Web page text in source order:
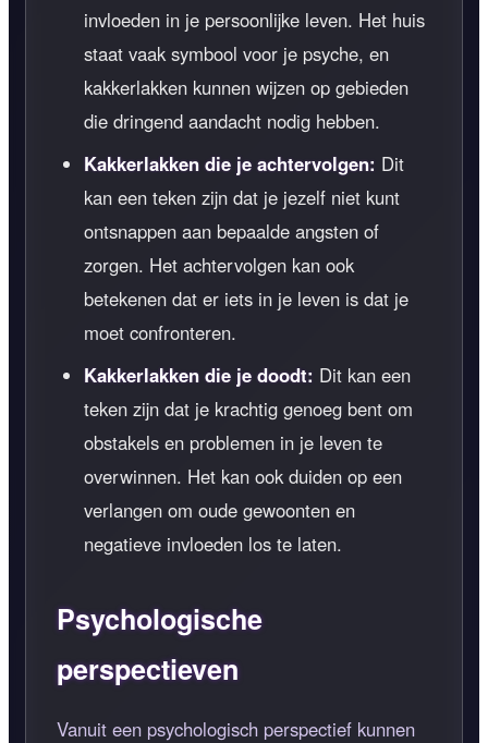
invloeden in je persoonlijke leven. Het huis
staat vaak symbool voor je psyche, en
kakkerlakken kunnen wijzen op gebieden
die dringend aandacht nodig hebben.
Kakkerlakken die je achtervolgen: Dit
kan een teken zijn dat je jezelf niet kunt
ontsnappen aan bepaalde angsten of
zorgen. Het achtervolgen kan ook
betekenen dat er iets in je leven is dat je
moet confronteren.
Kakkerlakken die je doodt: Dit kan een
teken zijn dat je krachtig genoeg bent om
obstakels en problemen in je leven te
overwinnen. Het kan ook duiden op een
verlangen om oude gewoonten en
negatieve invloeden los te laten.
Psychologische
perspectieven
Vanuit een psychologisch perspectief kunnen